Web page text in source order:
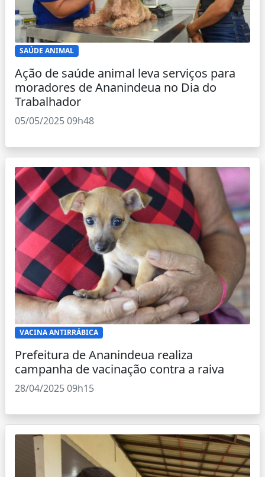
SAÚDE ANIMAL
Ação de saúde animal leva serviços para
moradores de Ananindeua no Dia do
Trabalhador
05/05/2025 09h48
VACINA ANTIRRÁBICA
Prefeitura de Ananindeua realiza
campanha de vacinação contra a raiva
28/04/2025 09h15